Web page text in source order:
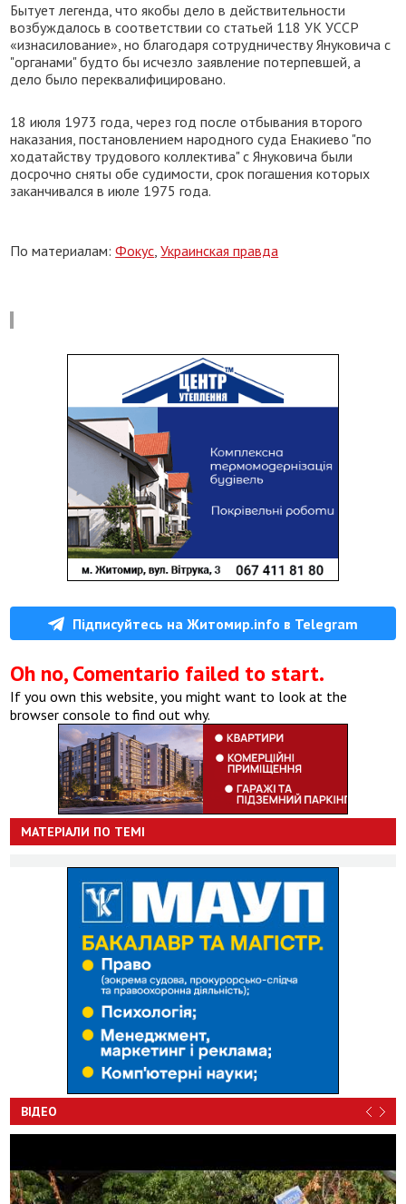
Бытует легенда, что якобы дело в действительности
возбуждалось в соответствии со статьей 118 УК УССР
«изнасилование», но благодаря сотрудничеству Януковича с
"органами" будто бы исчезло заявление потерпевшей, а
дело было переквалифицировано.
18 июля 1973 года, через год после отбывания второго
наказания, постановлением народного суда Енакиево "по
ходатайству трудового коллектива" с Януковича были
досрочно сняты обе судимости, срок погашения которых
заканчивался в июле 1975 года.
По материалам:Фокус,Украинская правда
Підписуйтесь на Житомир.info в Telegram
Oh no, Comentario failed to start.
If you own this website, you might want to look at the
browser console to find out why.
МАТЕРІАЛИ ПО ТЕМІ
ВІДЕО